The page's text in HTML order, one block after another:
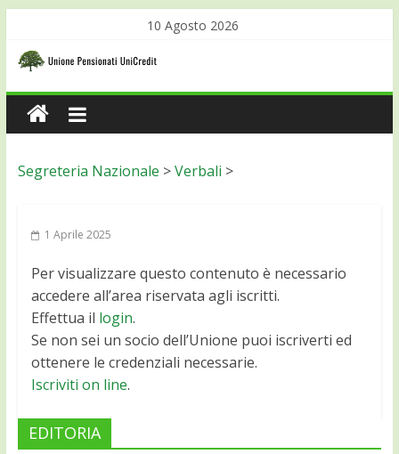
10 Agosto 2026
Segreteria Nazionale >Verbali >
1 Aprile 2025
Per visualizzare questo contenuto è necessario
accedere all’area riservata agli iscritti.
Effettua il login.
Se non sei un socio dell’Unione puoi iscriverti ed
ottenere le credenziali necessarie.
Iscriviti on line.
EDITORIA